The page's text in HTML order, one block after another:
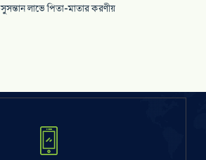
সুসন্তান লাভে পিতা-মাতার করণীয়